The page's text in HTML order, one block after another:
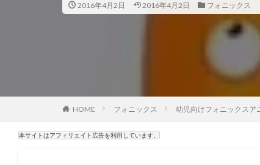
2016年4月2日 2016年4月2日 フォニックス
HOME フォニックス 幼児向けフォニックスア
本サイトはアフィリエイト広告を利用しています。